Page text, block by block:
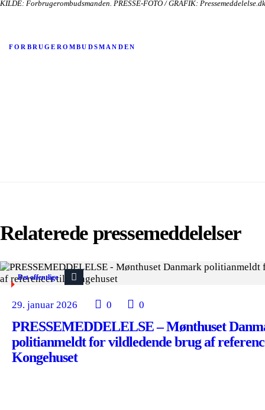
KILDE: Forbrugerombudsmanden. PRESSE-FOTO / GRAFIK: Pressemeddelelse.dk
FORBRUGEROMBUDSMANDEN
Relaterede pressemeddelelser
Det offentlige
29. januar 2026 0 0
PRESSEMEDDELELSE – Mønthuset
politianmeldt for vildledende brug af
Kongehuset